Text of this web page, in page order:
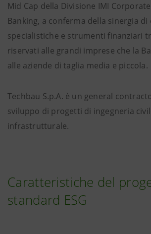
Mid Cap della Divisione IMI
Banking, a conferma della sinergia di
specialistiche e strumenti finanziari
riservati alle grandi imprese che la
alle aziende di taglia media e piccola.
Techbau S.p.A. è un general
sviluppo di progetti di ingegneria
infrastrutturale.
Caratteristiche del
standard ESG